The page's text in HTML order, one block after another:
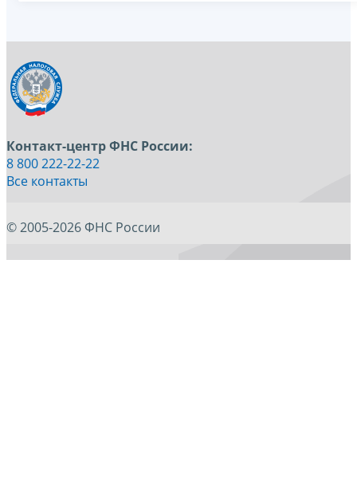
Контакт-центр ФНС России:
8 800 222-22-22
Все контакты
© 2005-2026 ФНС России